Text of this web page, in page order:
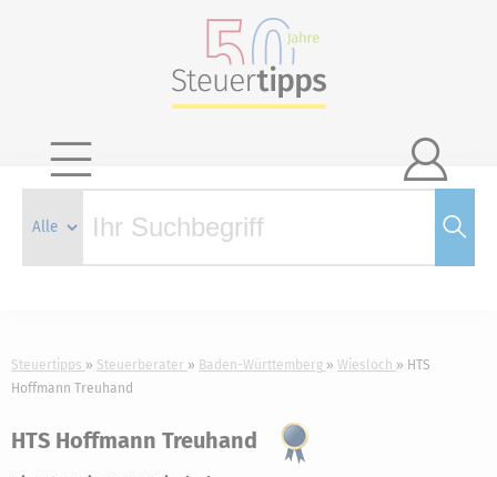

Steuertipps Steuerberater Baden-Württemberg Wiesloch
HTS
Hoffmann Treuhand
HTS Hoffmann Treuhand